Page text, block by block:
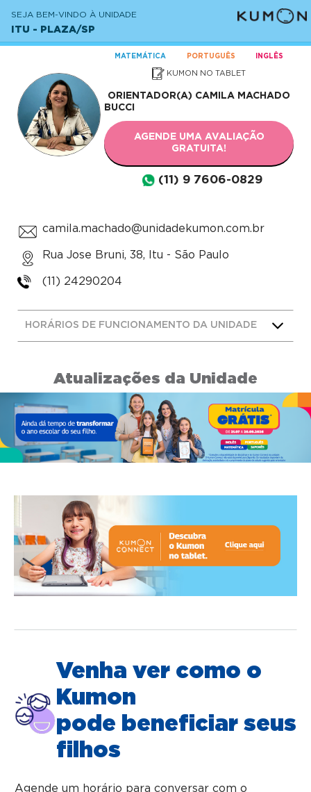
SEJA BEM-VINDO À UNIDADE
ITU - PLAZA/SP
MATEMÁTICA PORTUGUÊS INGLÊS
KUMON NO TABLET
ORIENTADOR(A) CAMILA MACHADO
BUCCI
AGENDE UMA AVALIAÇÃO
GRATUITA!
(11) 9 7606-0829
camila.machado@unidadekumon.com.br
Rua Jose Bruni, 38, Itu - São Paulo
(11) 24290204
HORÁRIOS DE FUNCIONAMENTO DA UNIDADE
Atualizações da Unidade
Venha ver como o
Kumon
pode beneficiar seus
filhos
Agende um horário para conversar com o